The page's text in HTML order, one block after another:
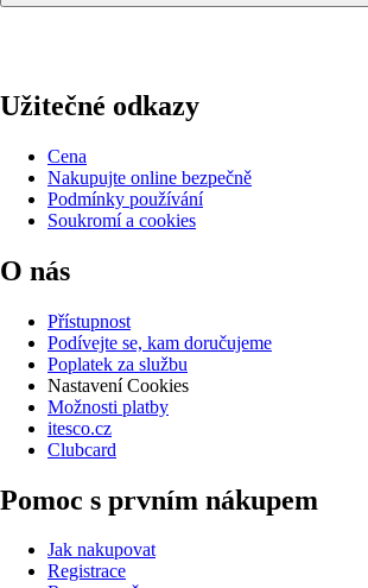
Užitečné odkazy
Cena
Nakupujte online bezpečně
Podmínky používání
Soukromí a cookies
O nás
Přístupnost
Podívejte se, kam doručujeme
Poplatek za službu
Nastavení Cookies
Možnosti platby
itesco.cz
Clubcard
Pomoc s prvním nákupem
Jak nakupovat
Registrace